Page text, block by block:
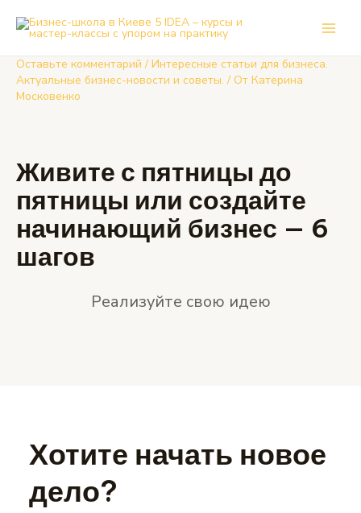
Оставьте комментарий / Интересные статьи для бизнеса.
Актуальные бизнес-новости и советы. / От Катерина
Московенко
Живите с пятницы до
пятницы или создайте
начинающий бизнес — 6
шагов
Реализуйте свою идею
Хотите начать новое
дело?